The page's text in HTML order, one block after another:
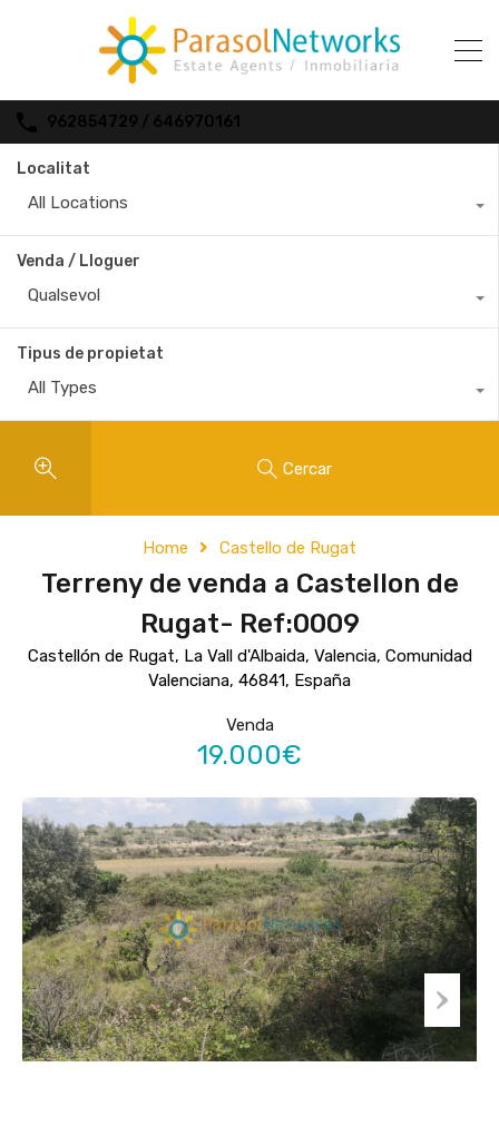
962854729 / 646970161
Localitat
All Locations
Venda / Lloguer
Qualsevol
Tipus de propietat
All Types
Cercar
Home Castello de Rugat
Terreny de venda a Castellon de
Rugat- Ref:0009
Castellón de Rugat, La Vall d'Albaida, Valencia, Comunidad
Valenciana, 46841, España
Venda
19.000€